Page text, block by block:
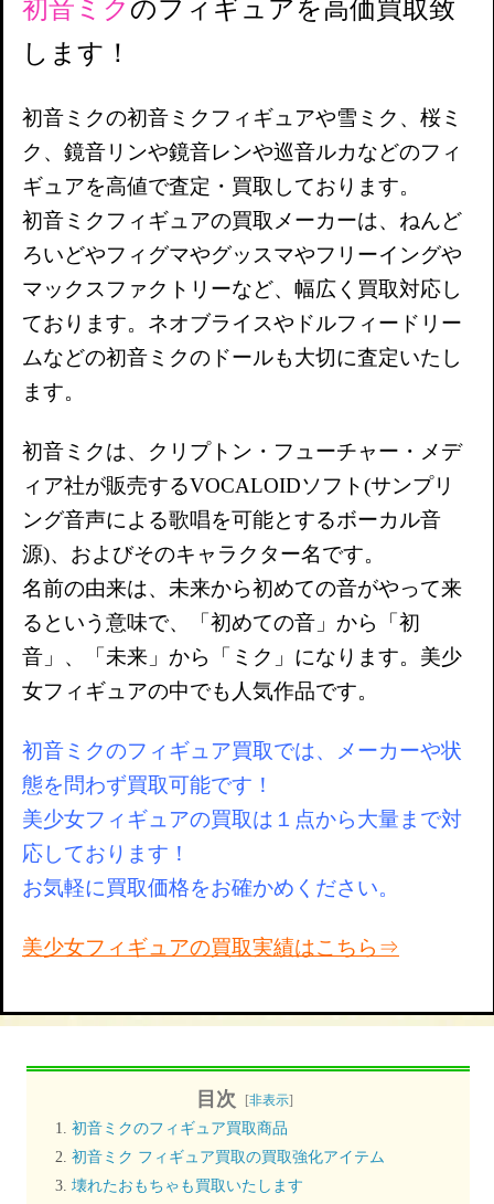
初音ミク のフィギュアを高価買取致
します！
初音ミクの初音ミクフィギュアや雪ミク、桜ミ
ク、鏡音リンや鏡音レンや巡音ルカなどのフィ
ギュアを高値で査定・買取しております。
初音ミクフィギュアの買取メーカーは、ねんど
ろいどやフィグマやグッスマやフリーイングや
マックスファクトリーなど、幅広く買取対応し
ております。ネオブライスやドルフィードリー
ムなどの初音ミクのドールも大切に査定いたし
ます。
初音ミクは、クリプトン・フューチャー・メデ
ィア社が販売するVOCALOIDソフト(サンプリ
ング音声による歌唱を可能とするボーカル音
源)、およびそのキャラクター名です。
名前の由来は、未来から初めての音がやって来
るという意味で、「初めての音」から「初
音」、「未来」から「ミク」になります。美少
女フィギュアの中でも人気作品です。
初音ミクのフィギュア買取では、メーカーや状
態を問わず買取可能です！
美少女フィギュアの買取は１点から大量まで対
応しております！
お気軽に買取価格をお確かめください。
美少女フィギュアの買取実績はこちら⇒
目次 [非表示]
初音ミクのフィギュア買取商品
初音ミク フィギュア買取の買取強化アイテム
壊れたおもちゃも買取いたします